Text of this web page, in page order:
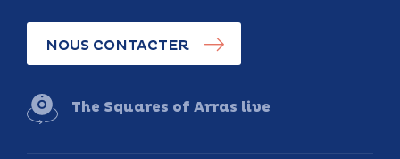
NOUS CONTACTER
The Squares of Arras live